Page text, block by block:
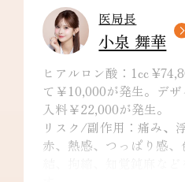
医局長
小泉 舞華
ヒアルロン酸：1cc
て￥10,000が発生。デ
入料￥22,000が発生。
リスク/副作用：痛み、
赤、熱感、つっぱり感
結、拘縮、知覚鈍麻な